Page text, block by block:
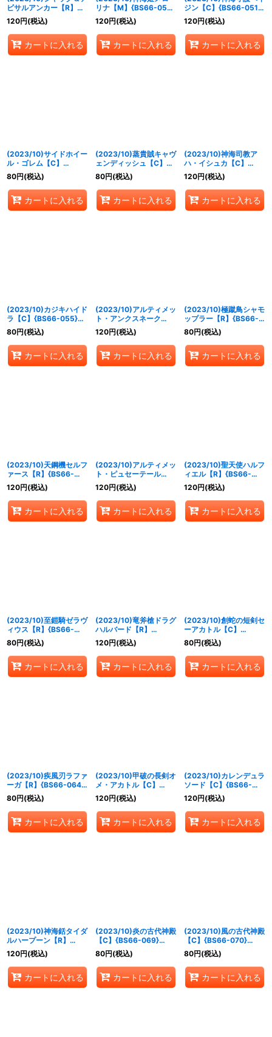
ビサルアンカー【R】
{BS66-049}《青》
120円(税込)
カートに入れる
リナ【M】{BS66-050}
《青》
120円(税込)
カートに入れる
ジン【C】{BS66-051}
《青》
120円(税込)
カートに入れる
(2023/10)サイドホイー
ル・ゴレム【C】
{BS66-052}《青》
80円(税込)
カートに入れる
(2023/10)蒸貴賊キャヴ
ェンディッシュ【C】
{BS66-053}《青》
80円(税込)
カートに入れる
(2023/10)神海司教ア
ハ・イシュカ【C】
{BS66-054}《青》
120円(税込)
カートに入れる
(2023/10)カジキハイド
ラ【C】{BS66-055}
《青》
80円(税込)
カートに入れる
(2023/10)アルティメッ
ト・アンクスネーク
【R】{BS66-056}
《紫》
120円(税込)
カートに入れる
(2023/10)極蹴鳥シャモ
ップラー【R】{BS66-
057}《緑》
80円(税込)
カートに入れる
(2023/10)天鋼機セルフ
ァース【R】{BS66-
058}《白》
120円(税込)
カートに入れる
(2023/10)アルティメッ
ト・ピュセーテール
【R】{BS66-059}
《黄》
120円(税込)
カートに入れる
(2023/10)聖天使ハルフ
ィエル【R】{BS66-
060}《黄》
120円(税込)
カートに入れる
(2023/10)至鎧騎ゼラヴ
ィウス【R】{BS66-
061}《青》
80円(税込)
カートに入れる
(2023/10)竜斧槍ドラグ
ハルバード【R】
{BS66-062}《赤》
120円(税込)
カートに入れる
(2023/10)創蛇の短剣セ
ーアカトル【C】
{BS66-063}《紫》
80円(税込)
カートに入れる
(2023/10)疾風刃ラファ
ーガ【R】{BS66-064}
《緑》
80円(税込)
カートに入れる
(2023/10)甲破の長剣オ
メ・アカトル【C】
{BS66-065}《白》
120円(税込)
カートに入れる
(2023/10)カレンデュラ
ソード【C】{BS66-
066}《黄》
120円(税込)
カートに入れる
(2023/10)神海銛タイダ
ルハープーン【R】
{BS66-067}《青》
120円(税込)
カートに入れる
(2023/10)炎の古代神殿
【C】{BS66-069}
《赤》
80円(税込)
カートに入れる
(2023/10)風の古代神殿
【C】{BS66-070}
《緑》
80円(税込)
カートに入れる